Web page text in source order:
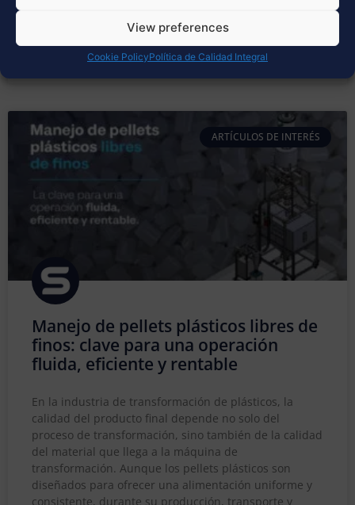
View preferences
Cookie PolicyPolítica de Calidad Integral
marzo 31, 2026 No hay comentarios
ARTÍCULOS DE INTERÉS
Manejo de pellets plásticos libres de
finos: clave para una operación
fluida, eficiente y rentable
En la industria de transformación de plásticos, la
calidad del producto final depende no solo del
proceso de transformación, sino también de la calidad
del material que llega a la máquina de
transformación. Aunque los pellets plásticos son
diseñados para ofrecer una alimentación uniforme y
consistente, durante su producción, transporte y